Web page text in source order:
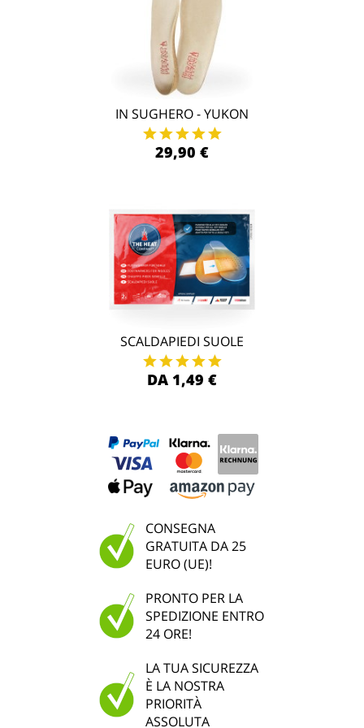
IN SUGHERO - YUKON
29,90 €
SCALDAPIEDI SUOLE
DA 1,49 €
CONSEGNA
GRATUITA DA 25
EURO (UE)!
PRONTO PER LA
SPEDIZIONE ENTRO
24 ORE!
LA TUA SICUREZZA
È LA NOSTRA
PRIORITÀ
ASSOLUTA